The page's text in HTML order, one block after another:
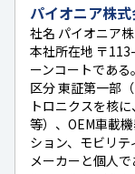
パイオニア株
社名 パイオニア
本社所在地 〒
ーンコートであ
区分 東証第一部
トロニクスを核
等）、OEM車載
ション、モビリ
メーカーと個人